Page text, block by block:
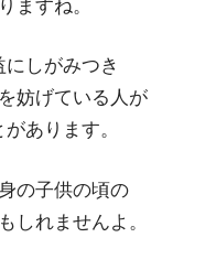
ますね。
しがみつき
妨げている人が
あります。
の子供の頃の
しれませんよ。